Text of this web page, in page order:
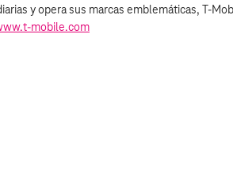
y opera sus marcas emblemáticas,